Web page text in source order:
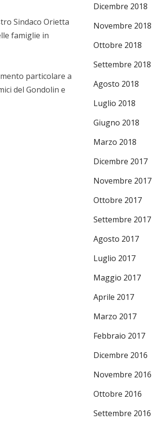
Sindaco Orietta
famiglie in
particolare a
del Gondolin e
Dicembre 2018
Novembre 2018
Ottobre 2018
Settembre 2018
Agosto 2018
Luglio 2018
Giugno 2018
Marzo 2018
Dicembre 2017
Novembre 2017
Ottobre 2017
Settembre 2017
Agosto 2017
Luglio 2017
Maggio 2017
Aprile 2017
Marzo 2017
Febbraio 2017
Dicembre 2016
Novembre 2016
Ottobre 2016
Settembre 2016